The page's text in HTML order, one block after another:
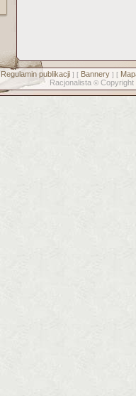
Regulamin publikacji] [ Bannery] [
Racjonalista © Copyright